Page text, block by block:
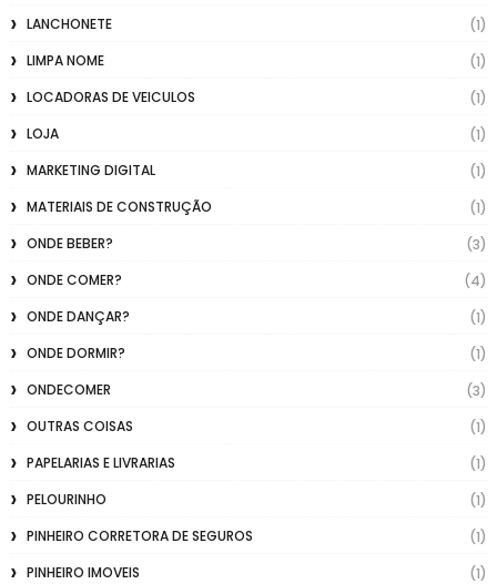
LANCHONETE
(1)
LIMPA NOME
(1)
LOCADORAS DE VEICULOS
(1)
LOJA
(1)
MARKETING DIGITAL
(1)
MATERIAIS DE CONSTRUÇÃO
(1)
ONDE BEBER?
(3)
ONDE COMER?
(4)
ONDE DANÇAR?
(1)
ONDE DORMIR?
(1)
ONDECOMER
(3)
OUTRAS COISAS
(1)
PAPELARIAS E LIVRARIAS
(1)
PELOURINHO
(1)
PINHEIRO CORRETORA DE SEGUROS
(1)
PINHEIRO IMOVEIS
(1)